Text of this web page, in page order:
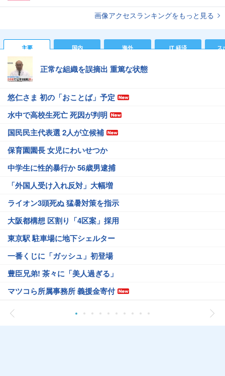
画像アクセスランキングをもっと見る
主要 国内 海外 IT 経済 ス
正常な組織を誤摘出 重篤な状態
悠仁さま 初の「おことば」予定
水中で高校生死亡 死因が判明
国民民主代表選 2人が立候補
保育園園長 女児にわいせつか
中学生に性的暴行か 56歳男逮捕
「外国人受け入れ反対」大幅増
ライオン3頭死ぬ 猛暑対策を指示
大阪都構想 区割り「4区案」採用
東京駅 駐車場に地下シェルター
一番くじに「ガッシュ」初登場
豊臣兄弟! 茶々に「美人過ぎる」
マツコら所属事務所 義援金寄付